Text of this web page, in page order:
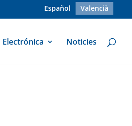
Español Valencià
Electrónica Noticies